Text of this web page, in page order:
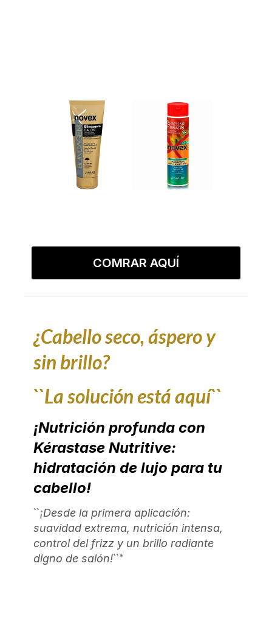
COMRAR AQUÍ
¿Cabello seco, áspero y
sin brillo?
``La solución está aquí``
¡Nutrición profunda con
Kérastase Nutritive:
hidratación de lujo para tu
cabello!
``¡Desde la primera aplicación:
suavidad extrema, nutrición intensa,
control del frizz y un brillo radiante
digno de salón!``*